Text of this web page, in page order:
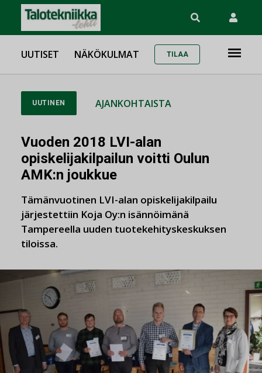
UUTISET NÄKÖKULMAT TILAA
UUTINEN AJANKOHTAISTA
Vuoden 2018 LVI-alan
opiskelijakilpailun voitti Oulun
AMK:n joukkue
Tämänvuotinen LVI-alan opiskelijakilpailu
järjestettiin Koja Oy:n isännöimänä
Tampereella uuden tuotekehityskeskuksen
tiloissa.